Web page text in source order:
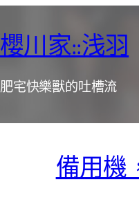
櫻川家::浅羽
肥宅快樂獸的吐槽流
備用機